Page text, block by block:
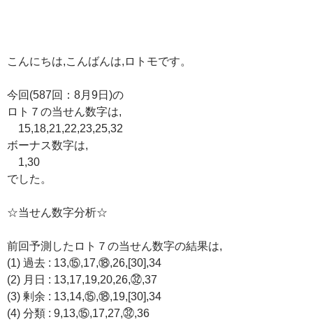
こんにちは,こんばんは,ロトモです。
今回(587回：8月9日)の
ロト７の当せん数字は,
15,18,21,22,23,25,32
ボーナス数字は,
1,30
でした。
☆当せん数字分析☆
前回予測したロト７の当せん数字の結果は,
(1) 過去 : 13,⑮,17,⑱,26,[30],34
(2) 月日 : 13,17,19,20,26,㉜,37
(3) 剰余 : 13,14,⑮,⑱,19,[30],34
(4) 分類 : 9,13,⑮,17,27,㉜,36